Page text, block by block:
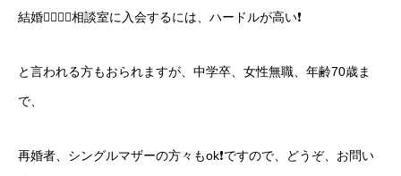
結婚👰‍♀🤵‍♂相談室に入会するには、ハードルが高い❗️
と言われる方もおられますが、中学卒、女性無職、年齢70歳ま
で、
再婚者、シングルマザーの方々もok❗️ですので、どうぞ、お問い